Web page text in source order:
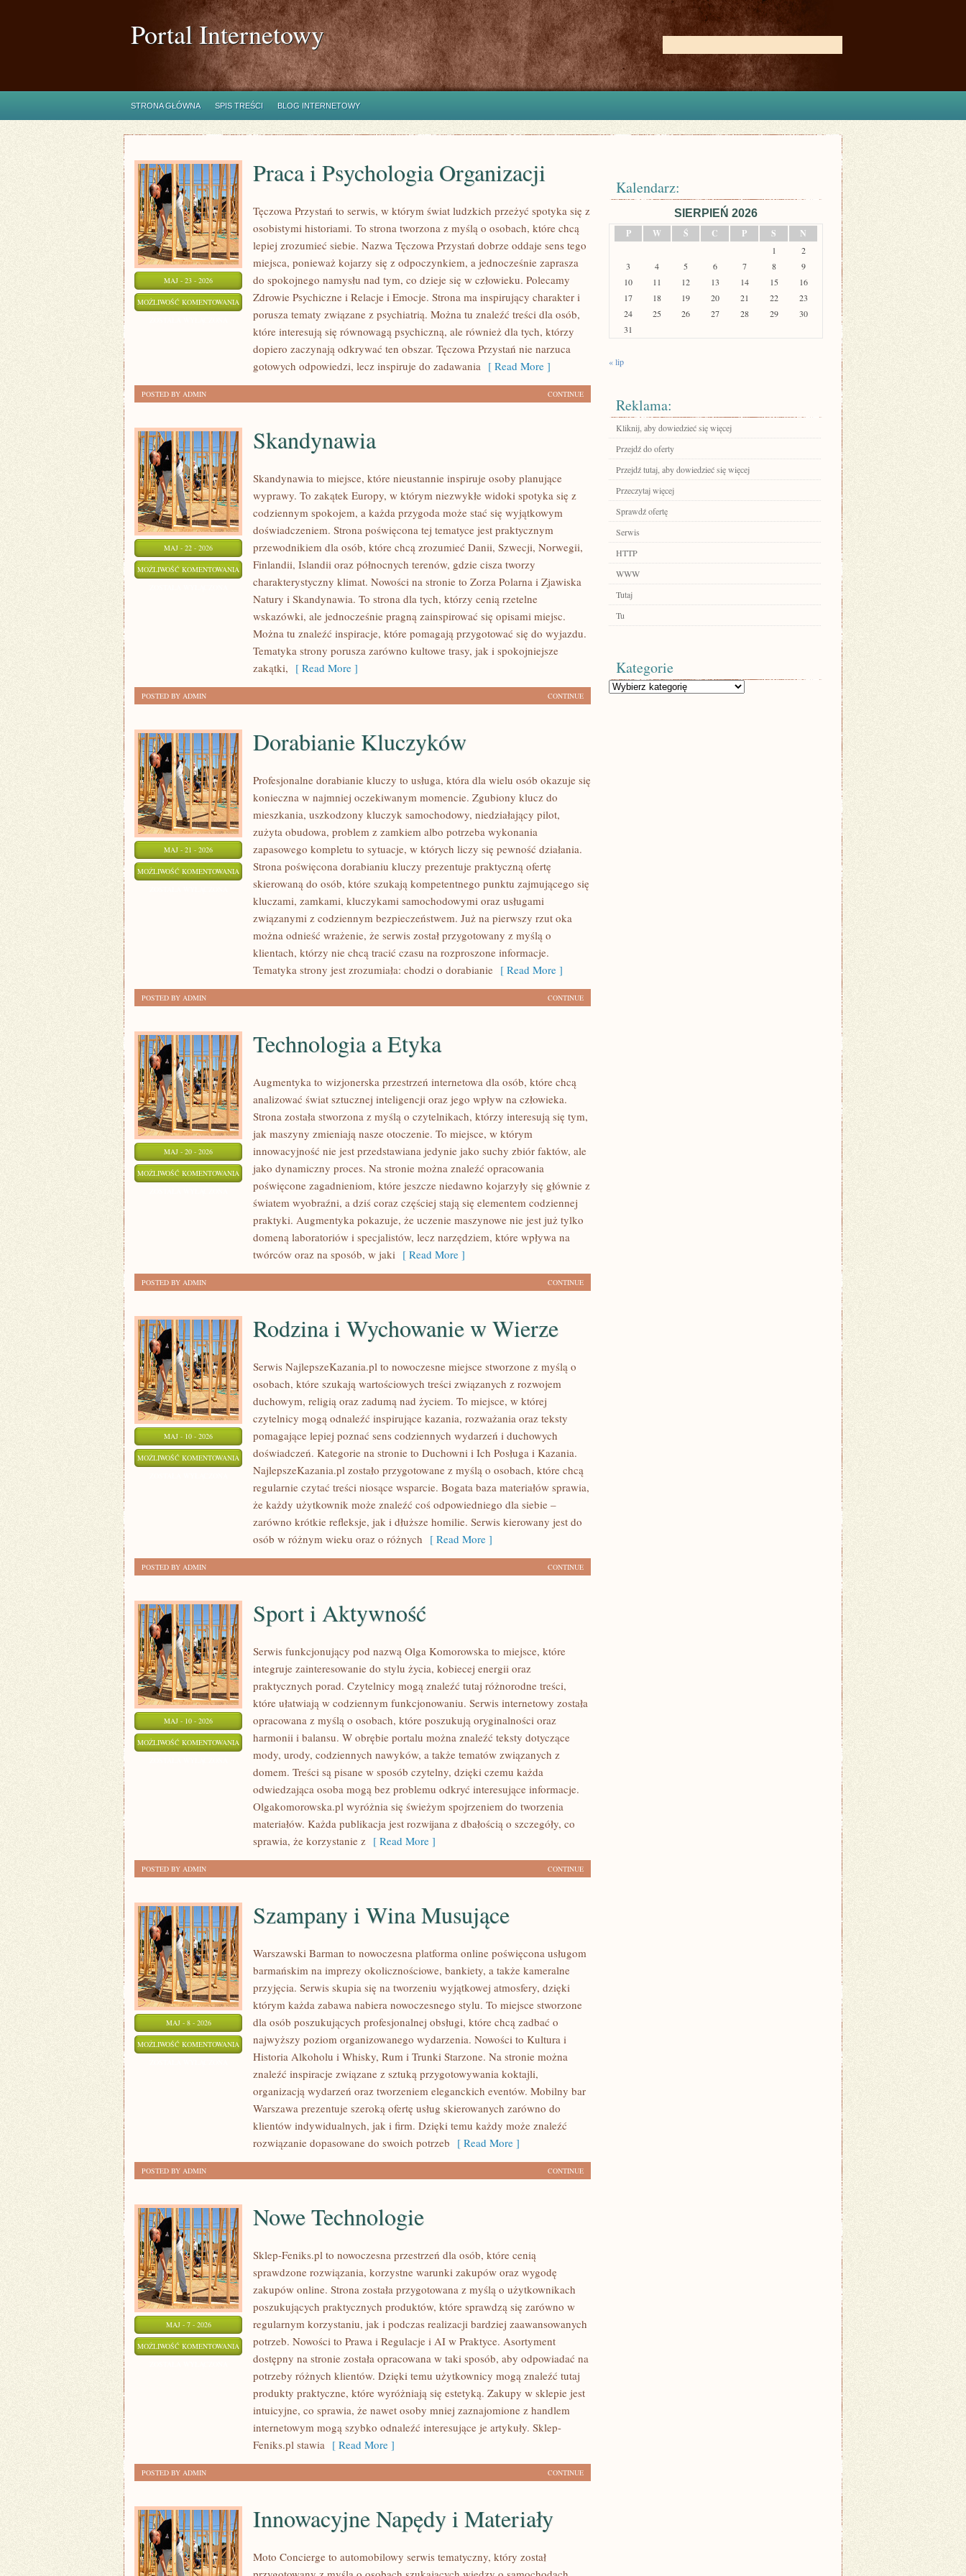
Portal Internetowy
STRONA GŁÓWNA SPIS TREŚCI BLOG INTERNETOWY
MAJ - 23 - 2026
MOŻLIWOŚĆ KOMENTOWANIA PRACA
PSYCHOLOGIA
ORGANIZACJI
Praca i Psychologia Organizacji
Tęczowa Przystań to serwis, w którym świat ludzkich przeżyć spotyka się z
osobistymi historiami. To strona tworzona z myślą o osobach, które chcą
lepiej zrozumieć siebie. Nazwa Tęczowa Przystań dobrze oddaje sens tego
miejsca, ponieważ kojarzy się z odpoczynkiem, a jednocześnie zaprasza
do spokojnego namysłu nad tym, co dzieje się w człowieku. Polecamy
Zdrowie Psychiczne i Relacje i Emocje. Strona ma inspirujący charakter i
porusza tematy związane z psychiatrią. Można tu znaleźć treści dla osób,
które interesują się równowagą psychiczną, ale również dla tych, którzy
dopiero zaczynają odkrywać ten obszar. Tęczowa Przystań nie narzuca
gotowych odpowiedzi, lecz inspiruje do zadawania [ Read More ]
CONTINUE
POSTED BY ADMIN
MAJ - 22 - 2026
MOŻLIWOŚĆ KOMENTOWANIA SKANDYNAWIA
Skandynawia
Skandynawia to miejsce, które nieustannie inspiruje osoby planujące
wyprawy. To zakątek Europy, w którym niezwykłe widoki spotyka się z
codziennym spokojem, a każda przygoda może stać się wyjątkowym
doświadczeniem. Strona poświęcona tej tematyce jest praktycznym
przewodnikiem dla osób, które chcą zrozumieć Danii, Szwecji, Norwegii,
Finlandii, Islandii oraz północnych terenów, gdzie cisza tworzy
charakterystyczny klimat. Nowości na stronie to Zorza Polarna i Zjawiska
Natury i Skandynawia. To strona dla tych, którzy cenią rzetelne
wskazówki, ale jednocześnie pragną zainspirować się opisami miejsc.
Można tu znaleźć inspiracje, które pomagają przygotować się do wyjazdu.
Tematyka strony porusza zarówno kultowe trasy, jak i spokojniejsze
zakątki, [ Read More ]
CONTINUE
POSTED BY ADMIN
MAJ - 21 - 2026
MOŻLIWOŚĆ KOMENTOWANIA DORABIANIE
KLUCZYKÓW
Dorabianie Kluczyków
Profesjonalne dorabianie kluczy to usługa, która dla wielu osób okazuje się
konieczna w najmniej oczekiwanym momencie. Zgubiony klucz do
mieszkania, uszkodzony kluczyk samochodowy, niedziałający pilot,
zużyta obudowa, problem z zamkiem albo potrzeba wykonania
zapasowego kompletu to sytuacje, w których liczy się pewność działania.
Strona poświęcona dorabianiu kluczy prezentuje praktyczną ofertę
skierowaną do osób, które szukają kompetentnego punktu zajmującego się
kluczami, zamkami, kluczykami samochodowymi oraz usługami
związanymi z codziennym bezpieczeństwem. Już na pierwszy rzut oka
można odnieść wrażenie, że serwis został przygotowany z myślą o
klientach, którzy nie chcą tracić czasu na rozproszone informacje.
Tematyka strony jest zrozumiała: chodzi o dorabianie [ Read More ]
CONTINUE
POSTED BY ADMIN
MAJ - 20 - 2026
MOŻLIWOŚĆ KOMENTOWANIA TECHNOLOGIA
ETYKA
Technologia a Etyka
Augmentyka to wizjonerska przestrzeń internetowa dla osób, które chcą
analizować świat sztucznej inteligencji oraz jego wpływ na człowieka.
Strona została stworzona z myślą o czytelnikach, którzy interesują się tym,
jak maszyny zmieniają nasze otoczenie. To miejsce, w którym
innowacyjność nie jest przedstawiana jedynie jako suchy zbiór faktów, ale
jako dynamiczny proces. Na stronie można znaleźć opracowania
poświęcone zagadnieniom, które jeszcze niedawno kojarzyły się głównie z
światem wyobraźni, a dziś coraz częściej stają się elementem codziennej
praktyki. Augmentyka pokazuje, że uczenie maszynowe nie jest już tylko
domeną laboratoriów i specjalistów, lecz narzędziem, które wpływa na
twórców oraz na sposób, w jaki [ Read More ]
CONTINUE
POSTED BY ADMIN
MAJ - 10 - 2026
MOŻLIWOŚĆ KOMENTOWANIA RODZINA
WYCHOWANIE
WIERZE
Rodzina i Wychowanie w Wierze
Serwis NajlepszeKazania.pl to nowoczesne miejsce stworzone z myślą o
osobach, które szukają wartościowych treści związanych z rozwojem
duchowym, religią oraz zadumą nad życiem. To miejsce, w której
czytelnicy mogą odnaleźć inspirujące kazania, rozważania oraz teksty
pomagające lepiej poznać sens codziennych wydarzeń i duchowych
doświadczeń. Kategorie na stronie to Duchowni i Ich Posługa i Kazania.
NajlepszeKazania.pl zostało przygotowane z myślą o osobach, które chcą
regularnie czytać treści niosące wsparcie. Bogata baza materiałów sprawia,
że każdy użytkownik może znaleźć coś odpowiedniego dla siebie –
zarówno krótkie refleksje, jak i dłuższe homilie. Serwis kierowany jest do
osób w różnym wieku oraz o różnych [ Read More ]
CONTINUE
POSTED BY ADMIN
MAJ - 10 - 2026
MOŻLIWOŚĆ KOMENTOWANIA SPORT
AKTYWNOŚĆ
Sport i Aktywność
Serwis funkcjonujący pod nazwą Olga Komorowska to miejsce, które
integruje zainteresowanie do stylu życia, kobiecej energii oraz
praktycznych porad. Czytelnicy mogą znaleźć tutaj różnorodne treści,
które ułatwiają w codziennym funkcjonowaniu. Serwis internetowy została
opracowana z myślą o osobach, które poszukują oryginalności oraz
harmonii i balansu. W obrębie portalu można znaleźć teksty dotyczące
mody, urody, codziennych nawyków, a także tematów związanych z
domem. Treści są pisane w sposób czytelny, dzięki czemu każda
odwiedzająca osoba mogą bez problemu odkryć interesujące informacje.
Olgakomorowska.pl wyróżnia się świeżym spojrzeniem do tworzenia
materiałów. Każda publikacja jest rozwijana z dbałością o szczegóły, co
sprawia, że korzystanie z [ Read More ]
CONTINUE
POSTED BY ADMIN
MAJ - 8 - 2026
MOŻLIWOŚĆ KOMENTOWANIA SZAMPANY
WINA
MUSUJĄCE
Szampany i Wina Musujące
Warszawski Barman to nowoczesna platforma online poświęcona usługom
barmańskim na imprezy okolicznościowe, bankiety, a także kameralne
przyjęcia. Serwis skupia się na tworzeniu wyjątkowej atmosfery, dzięki
którym każda zabawa nabiera nowoczesnego stylu. To miejsce stworzone
dla osób poszukujących profesjonalnej obsługi, które chcą zadbać o
najwyższy poziom organizowanego wydarzenia. Nowości to Kultura i
Historia Alkoholu i Whisky, Rum i Trunki Starzone. Na stronie można
znaleźć inspiracje związane z sztuką przygotowywania koktajli,
organizacją wydarzeń oraz tworzeniem eleganckich eventów. Mobilny bar
Warszawa prezentuje szeroką ofertę usług skierowanych zarówno do
klientów indywidualnych, jak i firm. Dzięki temu każdy może znaleźć
rozwiązanie dopasowane do swoich potrzeb [ Read More ]
CONTINUE
POSTED BY ADMIN
MAJ - 7 - 2026
MOŻLIWOŚĆ KOMENTOWANIA NOWE
TECHNOLOGIE
Nowe Technologie
Sklep-Feniks.pl to nowoczesna przestrzeń dla osób, które cenią
sprawdzone rozwiązania, korzystne warunki zakupów oraz wygodę
zakupów online. Strona została przygotowana z myślą o użytkownikach
poszukujących praktycznych produktów, które sprawdzą się zarówno w
regularnym korzystaniu, jak i podczas realizacji bardziej zaawansowanych
potrzeb. Nowości to Prawa i Regulacje i AI w Praktyce. Asortyment
dostępny na stronie została opracowana w taki sposób, aby odpowiadać na
potrzeby różnych klientów. Dzięki temu użytkownicy mogą znaleźć tutaj
produkty praktyczne, które wyróżniają się estetyką. Zakupy w sklepie jest
intuicyjne, co sprawia, że nawet osoby mniej zaznajomione z handlem
internetowym mogą szybko odnaleźć interesujące je artykuły. Sklep-
Feniks.pl stawia [ Read More ]
CONTINUE
POSTED BY ADMIN
Innowacyjne Napędy i Materiały
Moto Concierge to automobilowy serwis tematyczny, który został
Kalendarz:
SIERPIEŃ 2026
P
W Ś C P S N
1
2
3
4 5 6 7 8
9
10
11 12 13 14 15
16
17
18 19 20 21 22
23
24
25 26 27 28 29
30
31
« lip
Reklama:
Kliknij, aby dowiedzieć się więcej
Przejdź do oferty
Przejdź tutaj, aby dowiedzieć się więcej
Przeczytaj więcej
Sprawdź ofertę
Serwis
HTTP
WWW
Tutaj
Tu
Kategorie
Kategorie